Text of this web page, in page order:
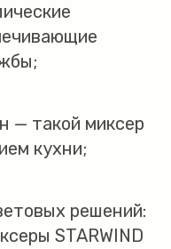
— такой миксер
кухни;
решений:
STARWIND